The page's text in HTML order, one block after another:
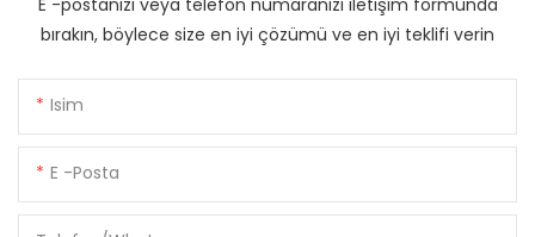
bırakın, böylece size en iyi çözümü ve en iyi teklifi verin
Isim
E -posta